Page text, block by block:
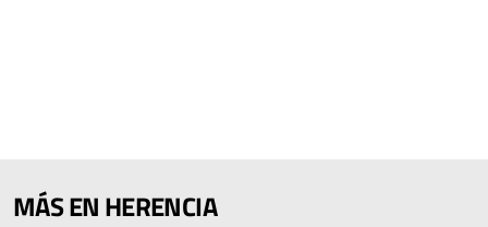
MÁS EN HERENCIA